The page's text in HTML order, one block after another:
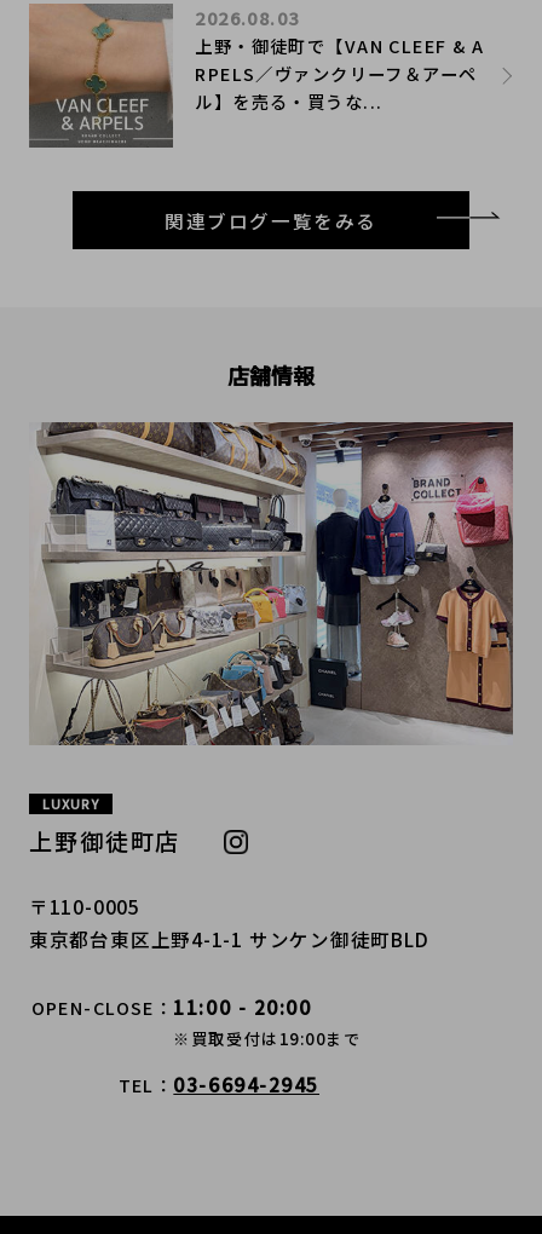
上野・御徒町で【VAN CLEEF & A
RPELS／ヴァンクリーフ＆アーペ
ル】を売る・買うな...
2026.08.03
関連ブログ一覧をみる
店舗情報
LUXURY
上野御徒町店
〒110-0005
東京都台東区上野4-1-1 サンケン御徒町BLD
OPEN-CLOSE 11:00 - 20:00
※買取受付は19:00まで
TEL 03-6694-2945